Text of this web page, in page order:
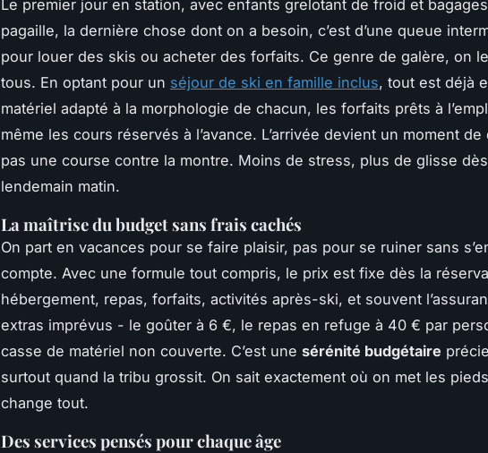
Le premier jour en station, avec enfants grelotant de froid et
pagaille, la dernière chose dont on a besoin, c’est d’une queue
pour louer des skis ou acheter des forfaits. Ce genre de galère, on
tous. En optant pour un séjour de ski en famille inclus, tout est déjà
matériel adapté à la morphologie de chacun, les forfaits prêts à
même les cours réservés à l’avance. L’arrivée devient un moment de
pas une course contre la montre. Moins de stress, plus de glisse
lendemain matin.
La maîtrise du budget sans frais cachés
On part en vacances pour se faire plaisir, pas pour se ruiner sans
compte. Avec une formule tout compris, le prix est fixe dès la
hébergement, repas, forfaits, activités après-ski, et souvent
extras imprévus - le goûter à 6 €, le repas en refuge à 40 € par
casse de matériel non couverte. C’est une sérénité budgétaire
surtout quand la tribu grossit. On sait exactement où on met les
change tout.
Des services pensés pour chaque âge